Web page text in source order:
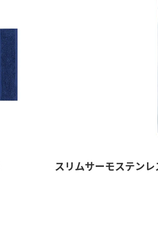
スリムサーモステン